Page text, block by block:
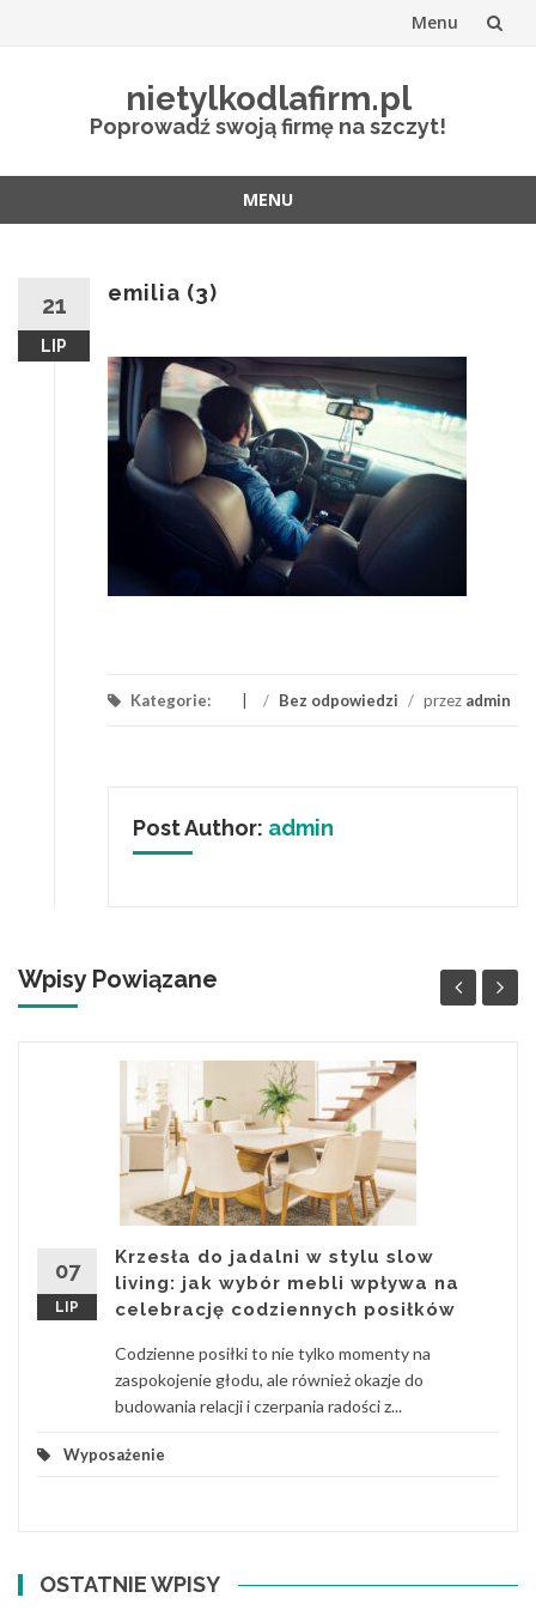
Menu
nietylkodlafirm.pl
Poprowadź swoją firmę na szczyt!
MENU
21
LIP
emilia (3)
Kategorie: / Bez odpowiedzi / przez admin
Post Author: admin
Wpisy Powiązane
07
LIP
Krzesła do jadalni w stylu slow
living: jak wybór mebli wpływa na
celebrację codziennych posiłków
Codzienne posiłki to nie tylko momenty na
zaspokojenie głodu, ale również okazje do
budowania relacji i czerpania radości z...
Wyposażenie
OSTATNIE WPISY